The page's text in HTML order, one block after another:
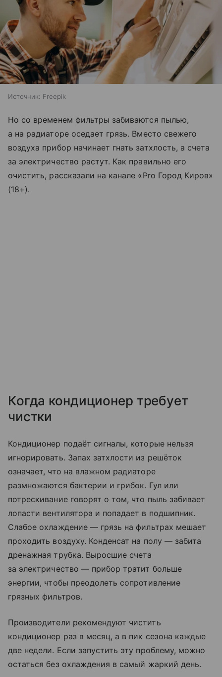
Источник: Freepik
Но со временем фильтры забиваются пылью,
а на радиаторе оседает грязь. Вместо свежего
воздуха прибор начинает гнать затхлость, а счета
за электричество растут. Как правильно его
очистить, рассказали на канале «Pro Город Киров»
(18+).
Когда кондиционер требует
чистки
Кондиционер подаёт сигналы, которые нельзя
игнорировать. Запах затхлости из решёток
означает, что на влажном радиаторе
размножаются бактерии и грибок. Гул или
потрескивание говорят о том, что пыль забивает
лопасти вентилятора и попадает в подшипник.
Слабое охлаждение — грязь на фильтрах мешает
проходить воздуху. Конденсат на полу — забита
дренажная трубка. Выросшие счета
за электричество — прибор тратит больше
энергии, чтобы преодолеть сопротивление
грязных фильтров.
Производители рекомендуют чистить
кондиционер раз в месяц, а в пик сезона каждые
две недели. Если запустить эту проблему, можно
остаться без охлаждения в самый жаркий день.